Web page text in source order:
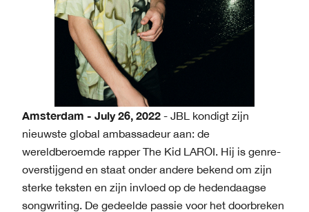
Amsterdam - July 26, 2022 - JBL kondigt zijn
nieuwste global ambassadeur aan: de
wereldberoemde rapper The Kid LAROI. Hij is genre-
overstijgend en staat onder andere bekend om zijn
sterke teksten en zijn invloed op de hedendaagse
songwriting. De gedeelde passie voor het doorbreken